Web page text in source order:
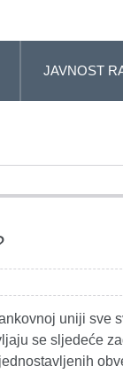
JAVNOST
uniji sve
se sljedeće